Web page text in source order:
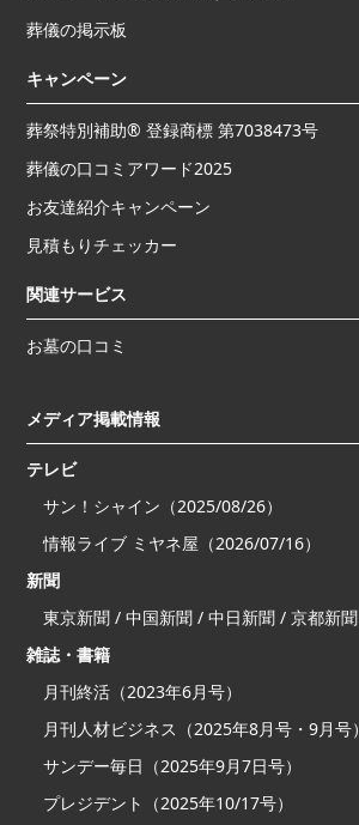
葬儀の掲示板
キャンペーン
葬祭特別補助® 登録商標 第7038473号
葬儀の口コミアワード2025
お友達紹介キャンペーン
見積もりチェッカー
関連サービス
お墓の口コミ
メディア掲載情報
テレビ
サン！シャイン（2025/08/26）
情報ライブ ミヤネ屋（2026/07/16）
新聞
東京新聞 / 中国新聞 / 中日新聞 / 京都新聞
雑誌・書籍
月刊終活（2023年6月号）
月刊人材ビジネス（2025年8月号・9月号）
サンデー毎日（2025年9月7日号）
プレジデント（2025年10/17号）